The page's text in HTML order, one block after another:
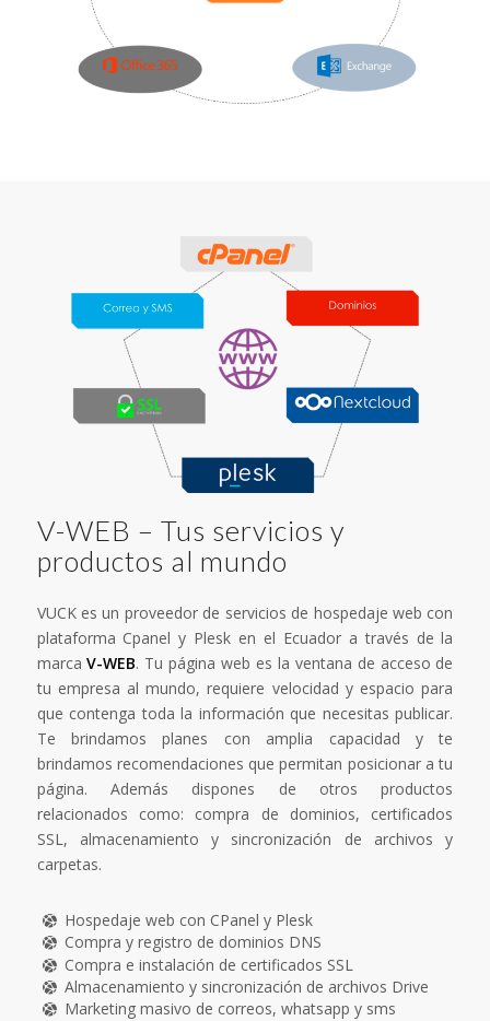
V-WEB – Tus servicios y
productos al mundo
VUCK es un proveedor de servicios de hospedaje web con
plataforma Cpanel y Plesk en el Ecuador a través de la
marcaV-WEB. Tu página web es la ventana de acceso de
tu empresa al mundo, requiere velocidad y espacio para
que contenga toda la información que necesitas publicar.
Te brindamos planes con amplia capacidad y te
brindamos recomendaciones que permitan posicionar a tu
página. Además dispones de otros productos
relacionados como: compra de dominios, certificados
SSL, almacenamiento y sincronización de archivos y
carpetas.
Hospedaje web con CPanel y Plesk
Compra y registro de dominios DNS
Compra e instalación de certificados SSL
Almacenamiento y sincronización de archivos Drive
Marketing masivo de correos, whatsapp y sms